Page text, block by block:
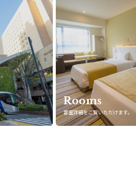
Rooms
客室詳細をご覧いただけます。